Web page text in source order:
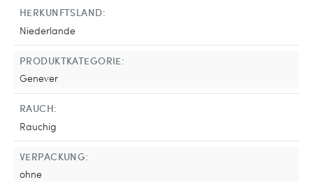
HERKUNFTSLAND:
Niederlande
PRODUKTKATEGORIE:
Genever
RAUCH:
Rauchig
VERPACKUNG:
ohne